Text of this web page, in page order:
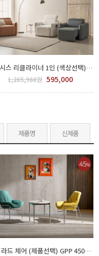
제네시스 리클라이너 1인 (색상선택) GSJ 1300-04
1,265,960원 595,000
제품명 신제품
브린 라드 체어 (제품선택) GPP 450-144-4